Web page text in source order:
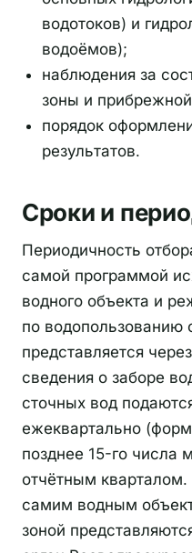
водотоков) и
водоёмов);
наблюдения за
зоны и
порядок
результатов.
Сроки и
Периодичность
самой программой
водного объекта и
по водопользованию
представляется
сведения о заборе
сточных вод
ежеквартально
позднее 15-го числа
отчётным
самим водным
зоной